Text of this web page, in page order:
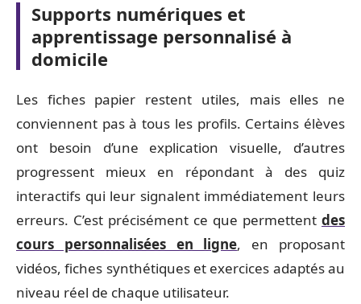
Supports numériques et
apprentissage personnalisé à
domicile
Les fiches papier restent utiles, mais elles ne
conviennent pas à tous les profils. Certains élèves
ont besoin d’une explication visuelle, d’autres
progressent mieux en répondant à des quiz
interactifs qui leur signalent immédiatement leurs
erreurs. C’est précisément ce que permettent des
cours personnalisées en ligne, en proposant
vidéos, fiches synthétiques et exercices adaptés au
niveau réel de chaque utilisateur.